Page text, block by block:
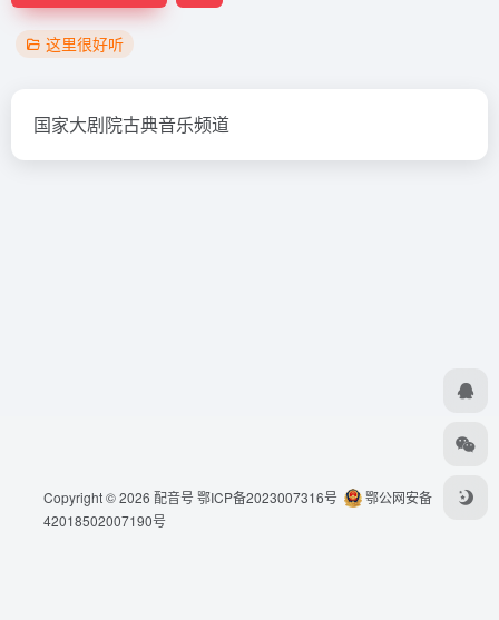
这里很好听
国家大剧院古典音乐频道
Copyright © 2026 配音号鄂ICP备2023007316号
鄂公网安备
42018502007190号